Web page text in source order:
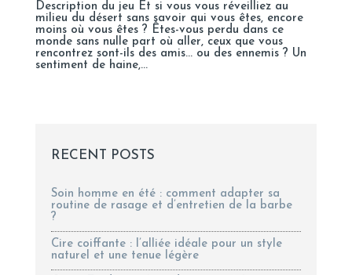
Description du jeu Et si vous vous réveilliez au
milieu du désert sans savoir qui vous êtes, encore
moins où vous êtes ? Êtes-vous perdu dans ce
monde sans nulle part où aller, ceux que vous
rencontrez sont-ils des amis… ou des ennemis ? Un
sentiment de haine,...
RECENT POSTS
Soin homme en été : comment adapter sa
routine de rasage et d’entretien de la barbe
?
Cire coiffante : l’alliée idéale pour un style
naturel et une tenue légère